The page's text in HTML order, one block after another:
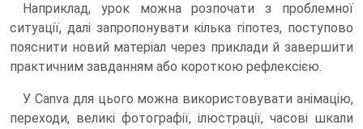
Наприклад, урок можна розпочати з проблемної
ситуації, далі запропонувати кілька гіпотез, поступово
пояснити новий матеріал через приклади й завершити
практичним завданням або короткою рефлексією.
У Canva для цього можна використовувати анімацію,
переходи, великі фотографії, ілюстрації, часові шкали